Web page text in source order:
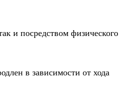
и посредством физического
в зависимости от хода